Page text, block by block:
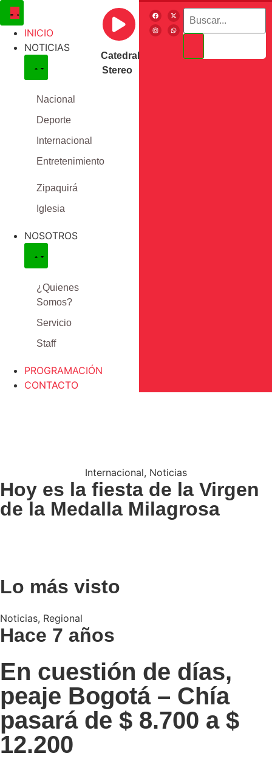
Catedral
Stereo
INICIO
NOTICIAS
Nacional
Deporte
Internacional
Entretenimiento
Zipaquirá
Iglesia
NOSOTROS
¿Quienes
Somos?
Servicio
Staff
PROGRAMACIÓN
CONTACTO
Internacional, Noticias
Hoy es la fiesta de la Virgen
de la Medalla Milagrosa
Lo más visto
Noticias, Regional
Hace 7 años
En cuestión de días,
peaje Bogotá – Chía
pasará de $ 8.700 a $
12.200